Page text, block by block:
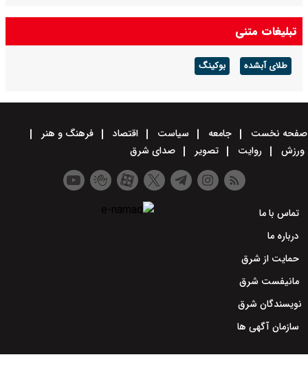
تبلیغات متنی
طلای آبشده بوکینگ
صفحه نخست جامعه سیاست اقتصاد
فرهنگ و هنر
ورزش
روایت تصویر صدای شرق
تماس با ما
درباره ما
حمایت از شرق
مانیفست شرق
نویسندگان شرق
سازمان آگهی ها